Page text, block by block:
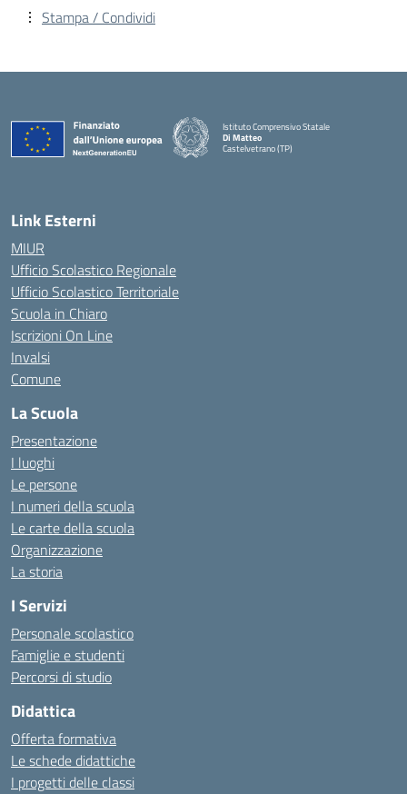
Stampa / Condividi
Istituto Comprensivo Statale
Di Matteo
Castelvetrano (TP)
Link Esterni
MIUR
Ufficio Scolastico Regionale
Ufficio Scolastico Territoriale
Scuola in Chiaro
Iscrizioni On Line
Invalsi
Comune
La Scuola
Presentazione
I luoghi
Le persone
I numeri della scuola
Le carte della scuola
Organizzazione
La storia
I Servizi
Personale scolastico
Famiglie e studenti
Percorsi di studio
Didattica
Offerta formativa
Le schede didattiche
I progetti delle classi